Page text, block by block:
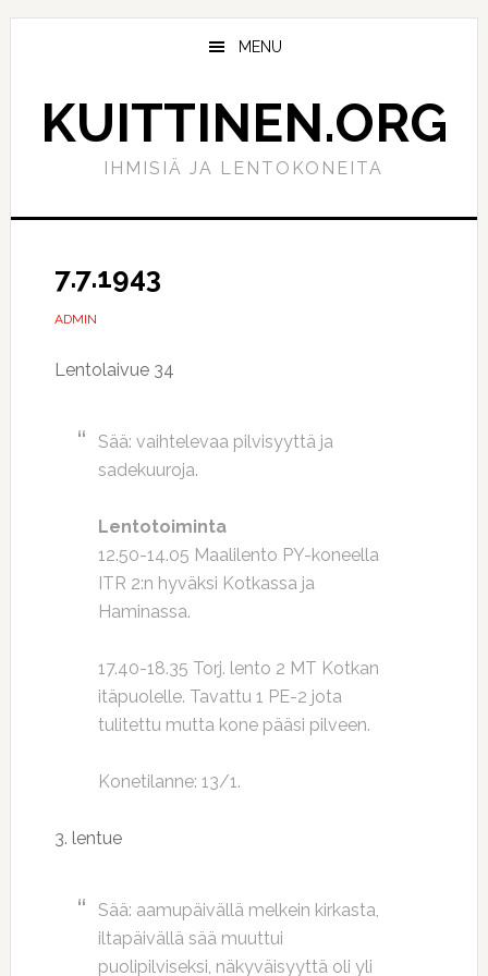
Hyppää
Hyppää
MENU
KUITTINEN.ORG
IHMISIÄ JA LENTOKONEITA
7.7.1943
ADMIN
Lentolaivue 34
Sää: vaihtelevaa pilvisyyttä ja
sadekuuroja.
Lentotoiminta
12.50-14.05 Maalilento PY-koneella
ITR 2:n hyväksi Kotkassa ja
Haminassa.
17.40-18.35 Torj. lento 2 MT Kotkan
itäpuolelle. Tavattu 1 PE-2 jota
tulitettu mutta kone pääsi pilveen.
Konetilanne: 13/1.
3. lentue
Sää: aamupäivällä melkein kirkasta,
iltapäivällä sää muuttui
puolipilviseksi, näkyväisyyttä oli yli